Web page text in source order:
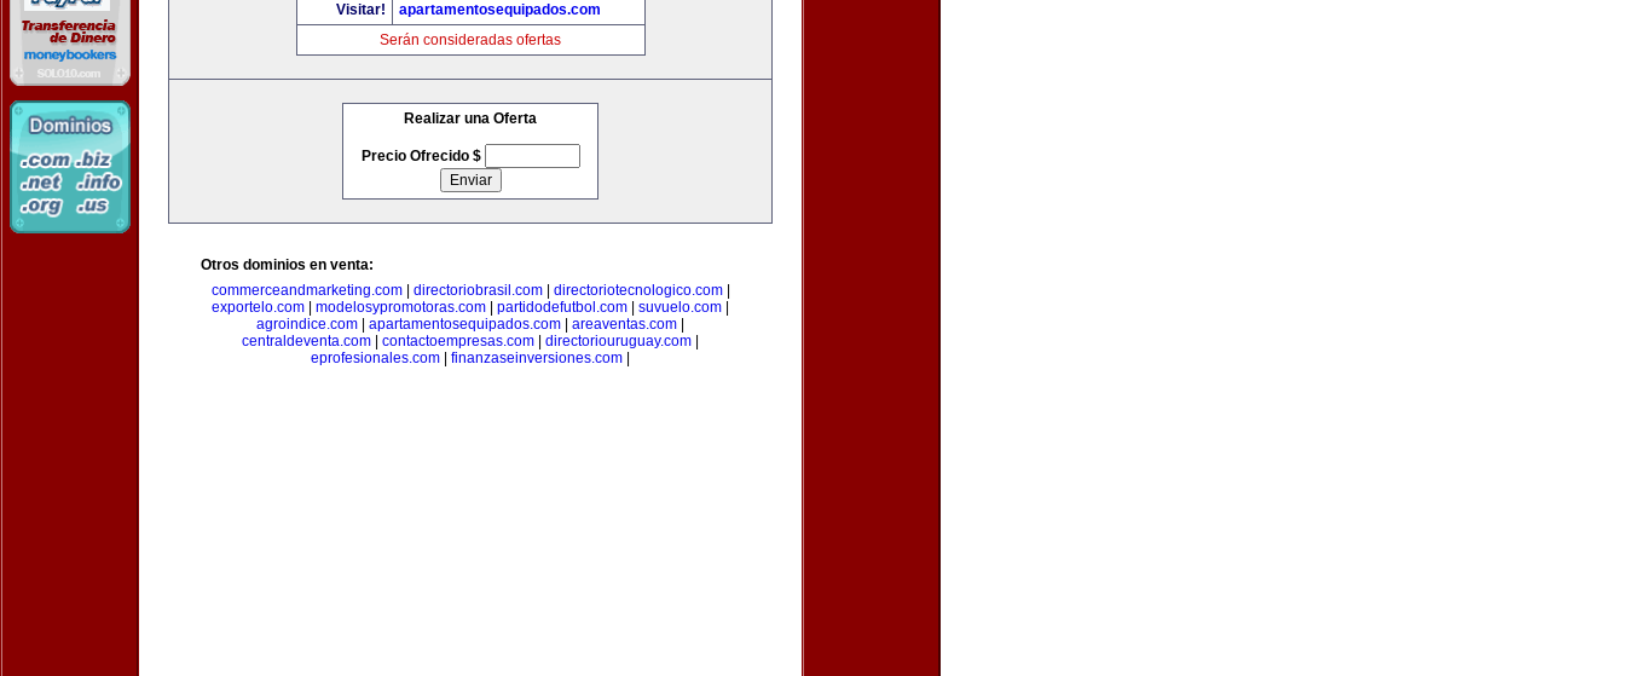
Visitar!
apartamentosequipados.com
Serán consideradas ofertas
Realizar una Oferta
Precio Ofrecido $
Otros dominios en venta:
commerceandmarketing.com| directoriobrasil.com| directoriotecnologico.com|
exportelo.com
modelosypromotoras.com partidodefutbol.com suvuelo.com
agroindice.com
apartamentosequipados.com areaventas.com
centraldeventa.com
contactoempresas.com directoriouruguay.com
eprofesionales.com
finanzaseinversiones.com